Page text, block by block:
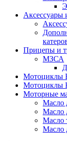
Аксессуары
Прицепы и
МЗСА
Мотоциклы
Мотоциклы
Моторные
Масло
Масло
Масло
Масло